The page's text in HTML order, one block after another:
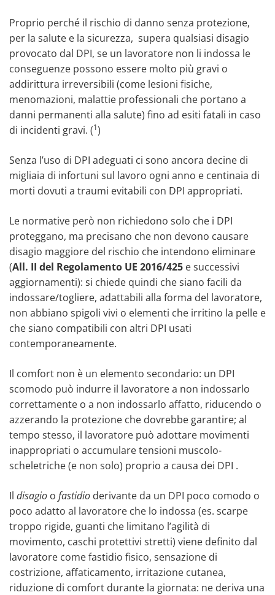
Proprio perché il rischio di danno senza protezione,
per la salute e la sicurezza, supera qualsiasi disagio
provocato dal DPI, se un lavoratore non li indossa le
conseguenze possono essere molto più gravi o
addirittura irreversibili (come lesioni fisiche,
menomazioni, malattie professionali che portano a
danni permanenti alla salute) fino ad esiti fatali in caso
di incidenti gravi. (1)
Senza l’uso di DPI adeguati ci sono ancora decine di
migliaia di infortuni sul lavoro ogni anno e centinaia di
morti dovuti a traumi evitabili con DPI appropriati.
Le normative però non richiedono solo che i DPI
proteggano, ma precisano che non devono causare
disagio maggiore del rischio che intendono eliminare
(All. II del Regolamento UE 2016/425 e successivi
aggiornamenti): si chiede quindi che siano facili da
indossare/togliere, adattabili alla forma del lavoratore,
non abbiano spigoli vivi o elementi che irritino la pelle e
che siano compatibili con altri DPI usati
contemporaneamente.
Il comfort non è un elemento secondario: un DPI
scomodo può indurre il lavoratore a non indossarlo
correttamente o a non indossarlo affatto, riducendo o
azzerando la protezione che dovrebbe garantire; al
tempo stesso, il lavoratore può adottare movimenti
inappropriati o accumulare tensioni muscolo-
scheletriche (e non solo) proprio a causa dei DPI .
Il disagio o fastidio derivante da un DPI poco comodo o
poco adatto al lavoratore che lo indossa (es. scarpe
troppo rigide, guanti che limitano l’agilità di
movimento, caschi protettivi stretti) viene definito dal
lavoratore come fastidio fisico, sensazione di
costrizione, affaticamento, irritazione cutanea,
riduzione di comfort durante la giornata: ne deriva una